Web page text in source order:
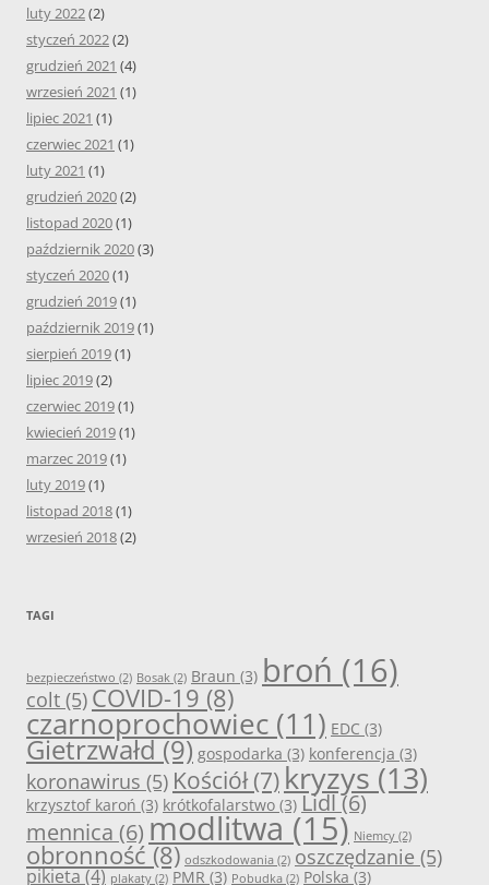
luty 2022(2)
styczeń 2022(2)
grudzień 2021 (4)
wrzesień 2021 (1)
lipiec 2021 (1)
czerwiec 2021 (1)
luty 2021 (1)
grudzień 2020(2)
listopad 2020(1)
październik 2020(3)
styczeń 2020(1)
grudzień 2019(1)
październik 2019(1)
sierpień 2019(1)
lipiec 2019(2)
czerwiec 2019(1)
kwiecień 2019(1)
marzec 2019(1)
luty 2019(1)
listopad 2018(1)
wrzesień 2018(2)
TAGI
bezpieczeństwo (2) Bosak (2) Braun (3) broń (16)
colt (5) COVID-19 (8)
czarnoprochowiec (11) EDC (3)
Gietrzwałd(9) gospodarka (3) konferencja (3)
koronawirus (5) Kościół(7) kryzys (13)
krzysztof karoń (3) krótkofalarstwo (3) Lidl(6)
mennica (6)modlitwa(15) Niemcy (2)
obronność(8) odszkodowania (2) oszczędzanie (5)
pikieta(4) plakaty (2) PMR (3) Pobudka (2) Polska (3)